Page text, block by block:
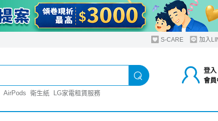
S-CARE 加入
登入
會員
AirPods 衛生紙 LG家電租賃服務